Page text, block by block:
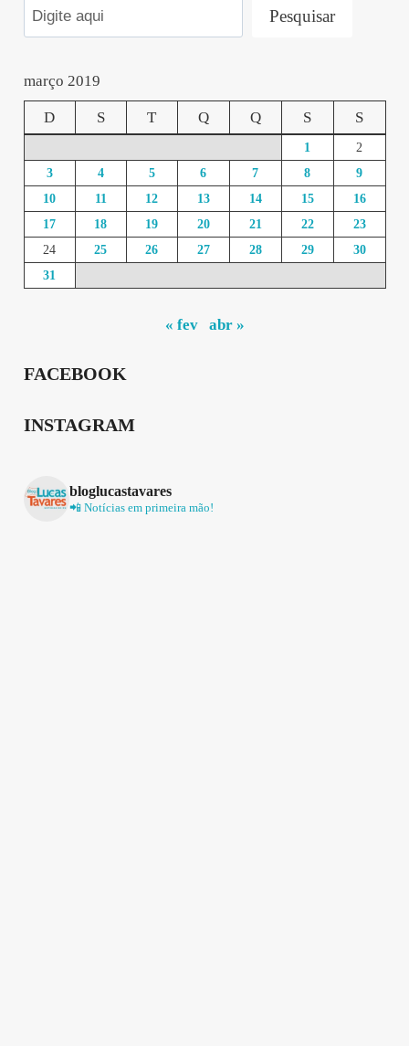
Pesquisar
março 2019
D S T Q Q S S
1
2
3
4 5 6 7 8
9
10
11 12 13 14 15
16
17
18 19 20 21 22
23
24
25 26 27 28 29
30
31
« fev abr »
FACEBOOK
INSTAGRAM
bloglucastavares
📲 Notícias em primeira mão!